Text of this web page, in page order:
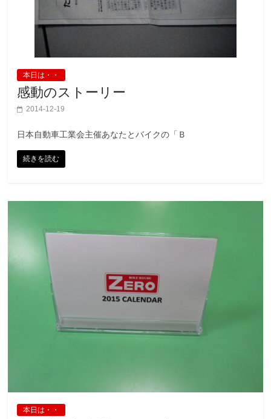
本日は・・
感動のストーリー
2014-12-19
日本自動車工業会主催あなたとバイクの「Ｂ
続きを読む
本日は・・